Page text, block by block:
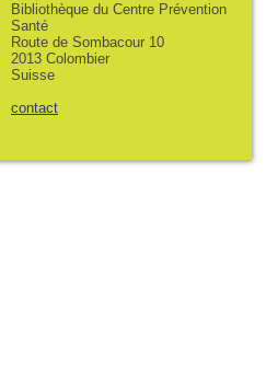
Bibliothèque du Centre Prévention
Santé
Route de Sombacour 10
2013 Colombier
Suisse
contact